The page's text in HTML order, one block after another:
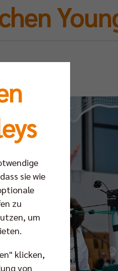
sie wie
zu
um
klicken,
von